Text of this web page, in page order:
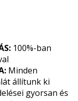
100%-ban
Minden
állítunk ki
gyorsan és